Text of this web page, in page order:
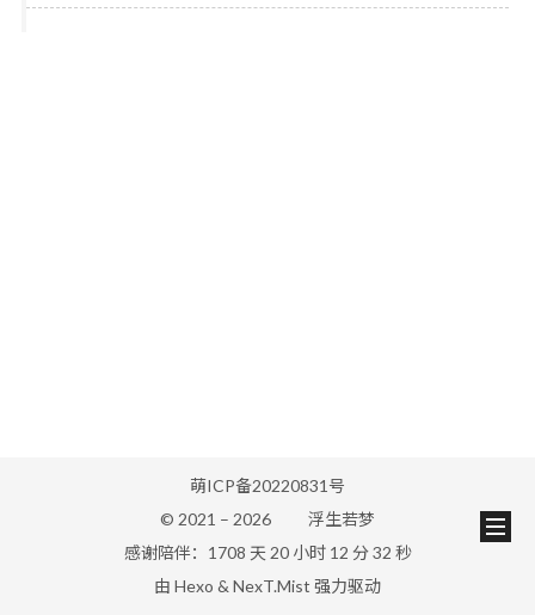
萌ICP备20220831号
© 2021 – 2026
浮生若梦
感谢陪伴：1708 天 20 小时 12 分 32 秒
由 Hexo & NexT.Mist 强力驱动